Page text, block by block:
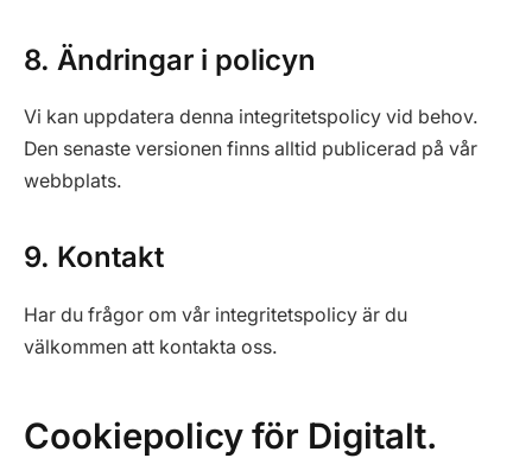
8. Ändringar i policyn
Vi kan uppdatera denna integritetspolicy vid behov.
Den senaste versionen finns alltid publicerad på vår
webbplats.
9. Kontakt
Har du frågor om vår integritetspolicy är du
välkommen att kontakta oss.
Cookiepolicy för Digitalt.